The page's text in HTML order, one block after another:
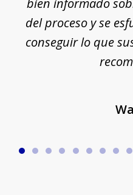
bien informado
del proceso y se
conseguir lo que